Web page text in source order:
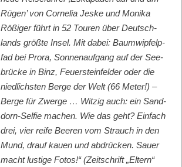
Rügen’ von Cor­nelia Jeske und Moni­ka
Rößiger führt in 52 Touren über Deutsch­
lands größte Insel. Mit dabei: Baumwipfelp­
fad bei Pro­ra, Son­nenauf­gang auf der See­
brücke in Binz, Feuer­ste­in­felder oder die
niedlich­sten Berge der Welt (66 Meter!) –
Berge für Zwerge … Witzig auch: ein Sand­
dorn-Self­ie machen. Wie das geht? Ein­fach
drei, vier reife Beeren vom Strauch in den
Mund, drauf kauen und abdrück­en. Sauer
macht lustige Fotos!“ (Zeitschrift „Eltern“